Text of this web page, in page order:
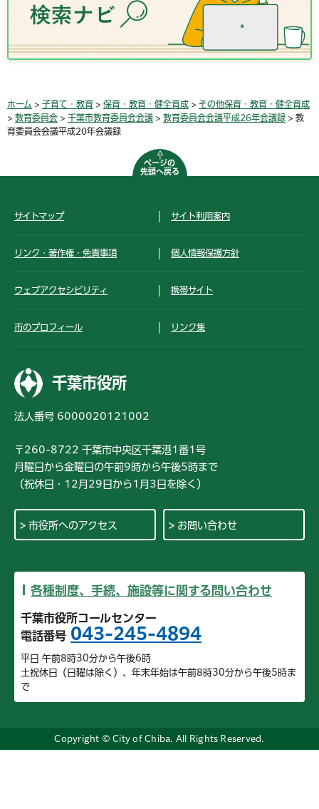
ホーム > 子育て・教育 > 保育・教育・健全育成 > その他保育・教育・健全育成
> 教育委員会 > 千葉市教育委員会会議 > 教育委員会会議平成26年会議録 > 教
育委員会会議平成20年会議録
ページの
先頭へ戻る
サイトマップ サイト利用案内
リンク・著作権・免責事項 個人情報保護方針
ウェブアクセシビリティ 携帯サイト
市のプロフィール リンク集
千葉市役所
法人番号 6000020121002
〒260-8722 千葉市中央区千葉港1番1号
月曜日から金曜日の午前9時から午後5時まで
（祝休日・12月29日から1月3日を除く）
市役所へのアクセス お問い合わせ
各種制度、手続、施設等に関する問い合わせ
千葉市役所コールセンター
電話番号 043-245-4894
平日 午前8時30分から午後6時
土祝休日（日曜は除く）、年末年始は午前8時30分から午後5時ま
で
Copyright © City of Chiba. All Rights Reserved.